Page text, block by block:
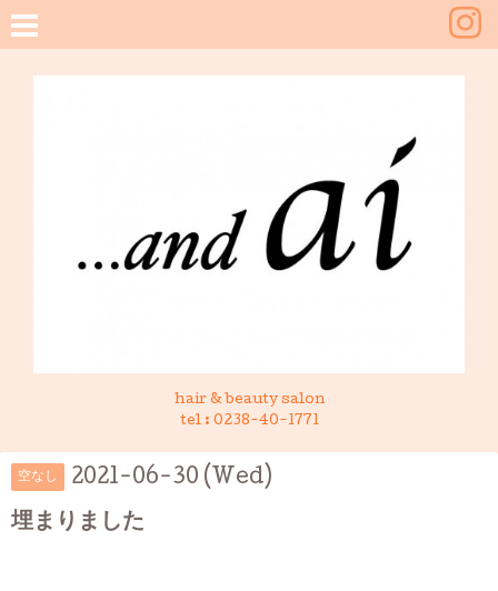
hair & beauty salon
tel : 0238-40-1771
空なし 2021-06-30 (Wed)
埋まりました